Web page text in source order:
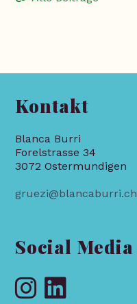
Kontakt
Blanca Burri
Forelstrasse 34
3072 Ostermundigen
gruezi@blancaburri.ch
Social Media